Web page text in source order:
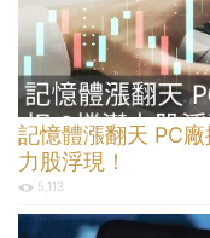
記憶體漲翻天 PC
力股浮現！
5,113